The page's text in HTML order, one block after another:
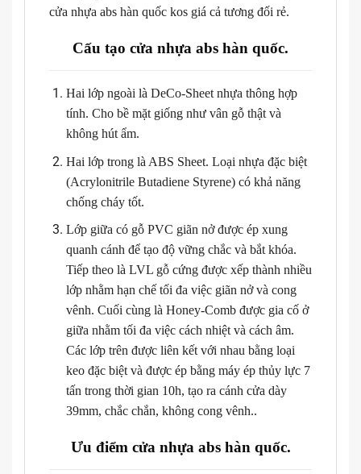
cửa nhựa abs hàn quốc kos giá cả tương đối rẻ.
Cấu tạo cửa nhựa abs hàn quốc.
Hai lớp ngoài là DeCo-Sheet nhựa thông hợp
tính. Cho bề mặt giống như vân gỗ thật và
không hút ẩm.
Hai lớp trong là ABS Sheet. Loại nhựa đặc biệt
(Acrylonitrile Butadiene Styrene) có khả năng
chống cháy tốt.
Lớp giữa có gỗ PVC giãn nở được ép xung
quanh cánh để tạo độ vững chắc và bắt khóa.
Tiếp theo là LVL gỗ cứng được xếp thành nhiều
lớp nhằm hạn chế tối đa việc giãn nở và cong
vênh. Cuối cùng là Honey-Comb được gia cố ở
giữa nhằm tối đa việc cách nhiệt và cách âm.
Các lớp trên được liên kết với nhau bằng loại
keo đặc biệt và được ép bằng máy ép thủy lực 7
tấn trong thời gian 10h, tạo ra cánh cửa dày
39mm, chắc chắn, không cong vênh..
Ưu điểm cửa nhựa abs hàn quốc.